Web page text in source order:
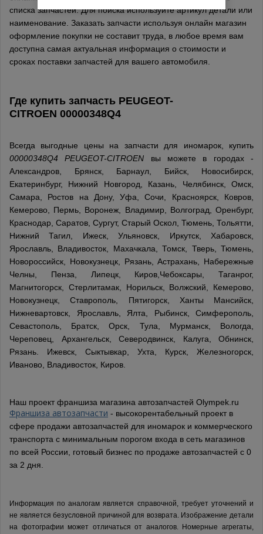
списка запчастей. Для поиска используйте артикул детали или
наименование. Заказать запчасти используя онлайн магазин
оформление покупки не составит труда, в любое время вам
доступна самая актуальная информация о стоимости и
сроках поставки запчастей для вашего автомобиля.
Где купить запчасть PEUGEOT-
CITROEN 00000348Q4
Всегда выгодные цены на запчасти для иномарок, купить
00000348Q4 PEUGEOT-CITROEN вы можете в городах -
Александров, Брянск, Барнаул, Бийск, Новосибирск,
Екатеринбург, Нижний Новгород, Казань, Челябинск, Омск,
Самара, Ростов на Дону, Уфа, Сочи, Красноярск, Ковров,
Кемерово, Пермь, Воронеж, Владимир, Волгоград, Оренбург,
Краснодар, Саратов, Сургут, Старый Оскол, Тюмень, Тольятти,
Нижний Тагил, Ижеск, Ульяновск, Иркутск, Хабаровск,
Ярославль, Владивосток, Махачкала, Томск, Тверь, Тюмень,
Новороссийск, Новокузнецк, Рязань, Астрахань, Набережные
Челны, Пенза, Липецк, Киров,Чебоксары, Таганрог,
Магнитогорск, Стерлитамак, Норильск, Волжский, Кемерово,
Новокузнецк, Ставрополь, Пятигорск, Ханты Мансийск,
Нижневартовск, Ярославль, Ялта, Рыбинск, Симферополь,
Севастополь, Братск, Орск, Тула, Мурманск, Вологда,
Череповец, Архангельск, Северодвинск, Калуга, Обнинск,
Рязань. Ижевск, Сыктывкар, Ухта, Курск, Железногорск,
Иваново, Владивосток, Киров.
Наш проект франшиза магазина автозапчастей Olympek.ru
Франшиза автозапчасти - высокорентабельный проект в
сфере продажи автозапчастей для иномарок и коммерческого
транспорта с минимальным порогом входа в сеть магазинов
по всей России, готовый бизнес по продаже автозапчастей с 0
за 2 дня.
Информация по аналогам является справочной, требует уточнений и
не является безусловной причиной для возврата. Изображение детали
на фотографии может отличаться от аналогов. Номерные агрегаты,